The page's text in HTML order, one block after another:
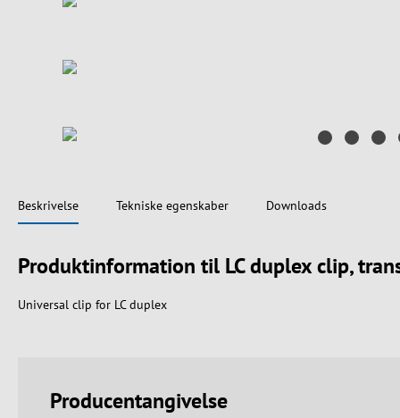
Beskrivelse Tekniske egenskaber Downloads
Produktinformation til LC duplex clip,
Universal clip for LC duplex
Producentangivelse